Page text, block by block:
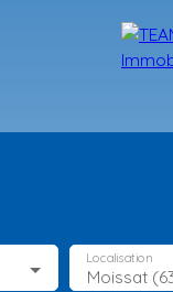
Moissat
Localisation